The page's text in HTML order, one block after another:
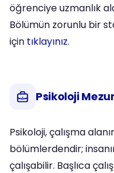
öğrenciye uzmanlık
Bölümün zorunlu bir
için tıklayınız.
Psikoloji
Psikoloji, çalışma
bölümlerdendir;
çalışabilir. Başlıca